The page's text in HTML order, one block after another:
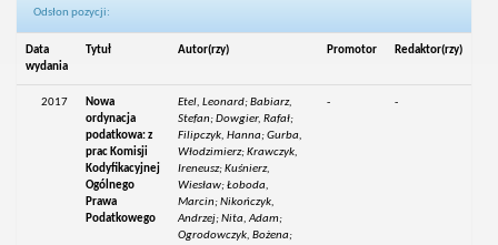
Odsłon pozycji:
Data
wydania
Tytuł Autor(rzy) Promotor Redaktor(rzy)
2017
Nowa
ordynacja
podatkowa: z
prac Komisji
Kodyfikacyjnej
Ogólnego
Prawa
Podatkowego
Etel, Leonard; Babiarz,
Stefan; Dowgier, Rafał;
Filipczyk, Hanna; Gurba,
Włodzimierz; Krawczyk,
Ireneusz; Kuśnierz,
Wiesław; Łoboda,
Marcin; Nikończyk,
Andrzej; Nita, Adam;
Ogrodowczyk, Bożena;
- -